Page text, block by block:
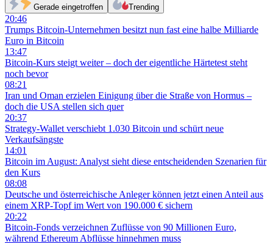
Gerade eingetroffen Trending
20:46
Trumps Bitcoin-Unternehmen besitzt nun fast eine halbe Milliarde
Euro in Bitcoin
13:47
Bitcoin-Kurs steigt weiter – doch der eigentliche Härtetest steht
noch bevor
08:21
Iran und Oman erzielen Einigung über die Straße von Hormus –
doch die USA stellen sich quer
20:37
Strategy-Wallet verschiebt 1.030 Bitcoin und schürt neue
Verkaufsängste
14:01
Bitcoin im August: Analyst sieht diese entscheidenden Szenarien für
den Kurs
08:08
Deutsche und österreichische Anleger können jetzt einen Anteil aus
einem XRP-Topf im Wert von 190.000 € sichern
20:22
Bitcoin-Fonds verzeichnen Zuflüsse von 90 Millionen Euro,
während Ethereum Abflüsse hinnehmen muss